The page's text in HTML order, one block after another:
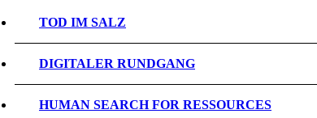
TOD IM SALZ
DIGITALER RUNDGANG
HUMAN SEARCH FOR RESSOURCES